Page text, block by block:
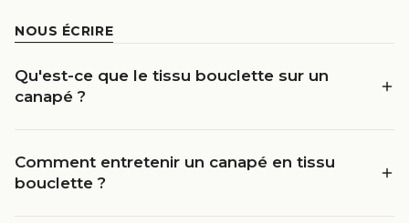
NOUS ÉCRIRE
Qu'est-ce que le tissu bouclette sur un
canapé ?
Comment entretenir un canapé en tissu
bouclette ?